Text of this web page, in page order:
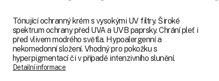
Tónující ochranný krém s vysokými UV filtry. Široké
spektrum ochrany před UVA a UVB paprsky. Chrání pleť i
před vlivem modrého světla. Hypoalergenní a
nekomedonní složení. Vhodný pro pokožku s
hyperpigmentací či v případě intenzivního slunění.
Detailní informace